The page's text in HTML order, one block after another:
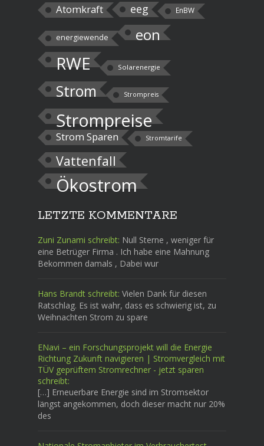
Atomkraft eeg EnBW
energiewende eon
RWE Solarenergie
Strom Strompreis
Strompreise
Strom Sparen Stromtarife
Vattenfall
Ökostrom
LETZTE KOMMENTARE
Zuni Zunami schreibt: Null Sterne , weniger für
eine Betrüger Firma . Ich habe eine Mahnung
Bekommen damals , Dabei wur
Hans Brandt schreibt: Vielen Dank für diesen
Ratschlag. Es ist wahr, dass es schwierig ist, zu
Weihnachten Strom zu spare
ENavi – ein Forschungsprojekt will die Energie
Richtung Zukunft navigieren | Stromvergleich mit
TÜV geprüftem Stromrechner - jetzt sparen
schreibt:
[…] Erneuerbare Energie sind im Stromsektor
längst angekommen, doch dieser macht nur 20%
des